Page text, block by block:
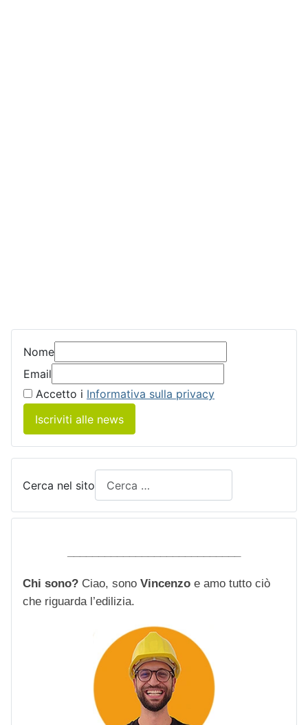
Nome
Email
Accetto i Informativa sulla privacy
Iscriviti alle news
Cerca nel sito
Chi sono? Ciao, sono Vincenzo e amo tutto ciò
che riguarda l’edilizia.